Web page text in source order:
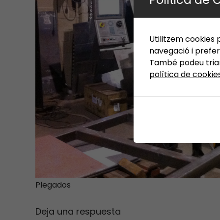
Plegados
Deja una respuesta
Utilitzem cookies
navegació i
També podeu
política de